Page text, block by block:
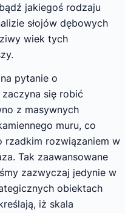
jakiegoś rodzaju
słojów dębowych
wiek tych
pytanie o
się robić
z masywnych
muru, co
rzadkim rozwiązaniem w
Tak zaawansowane
zazwyczaj jedynie w
obiektach
iż skala